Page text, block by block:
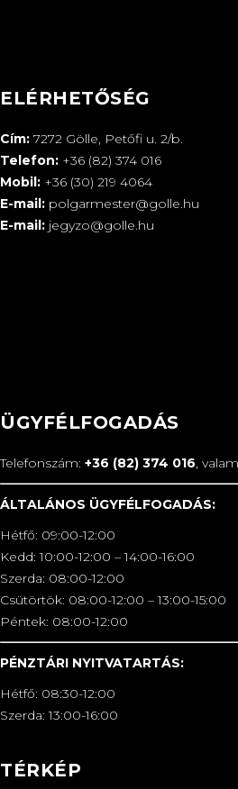
ELÉRHETŐSÉG
Cím: 7272 Gölle, Petőfi u. 2/b.
Telefon: +36 (82) 374 016
Mobil: +36 (30) 219 4064
E-mail: polgarmester@golle.hu
E-mail: jegyzo@golle.hu
ÜGYFÉLFOGADÁS
Telefonszám: +36 (82) 374 016,
ÁLTALÁNOS ÜGYFÉLFOGADÁS:
Hétfő: 09:00-12:00
Kedd: 10:00-12:00 – 14:00-16:00
Szerda: 08:00-12:00
Csütörtök: 08:00-12:00 – 13:00-15:00
Péntek: 08:00-12:00
PÉNZTÁRI NYITVATARTÁS:
Hétfő: 08:30-12:00
Szerda: 13:00-16:00
TÉRKÉP